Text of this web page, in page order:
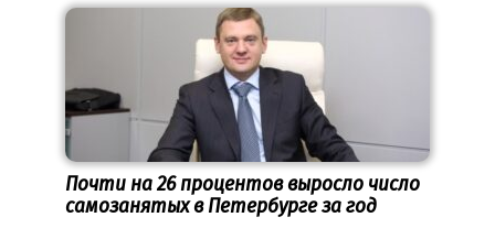
Почти на 26 процентов выросло число
самозанятых в Петербурге за год